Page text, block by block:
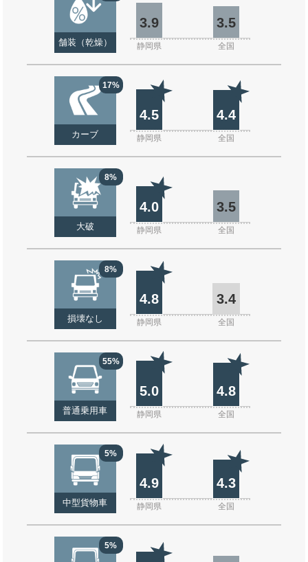
舗装（乾燥）
3.9 3.5
静岡県 全国
17%
カーブ
4.5 4.4
静岡県 全国
8%
大破
4.0 3.5
静岡県 全国
8%
損壊なし
4.8 3.4
静岡県 全国
55%
普通乗用車
5.0 4.8
静岡県 全国
5%
中型貨物車
4.9 4.3
静岡県 全国
5%